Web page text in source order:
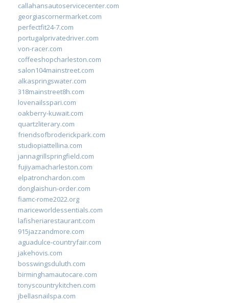
callahansautoservicecenter.com
georgiascornermarket.com
perfectfit24-7.com
portugalprivatedriver.com
von-racer.com
coffeeshopcharleston.com
salon104mainstreet.com
alkaspringswater.com
318mainstreet8h.com
lovenailsspari.com
oakberry-kuwait.com
quartzliterary.com
friendsofbroderickpark.com
studiopiattellina.com
jannagrillspringfield.com
fujiyamacharleston.com
elpatronchardon.com
donglaishun-order.com
fiamc-rome2022.org
mariceworldessentials.com
lafisheriarestaurant.com
915jazzandmore.com
aguadulce-countryfair.com
jakehovis.com
bosswingsduluth.com
birminghamautocare.com
tonyscountrykitchen.com
jbellasnailspa.com